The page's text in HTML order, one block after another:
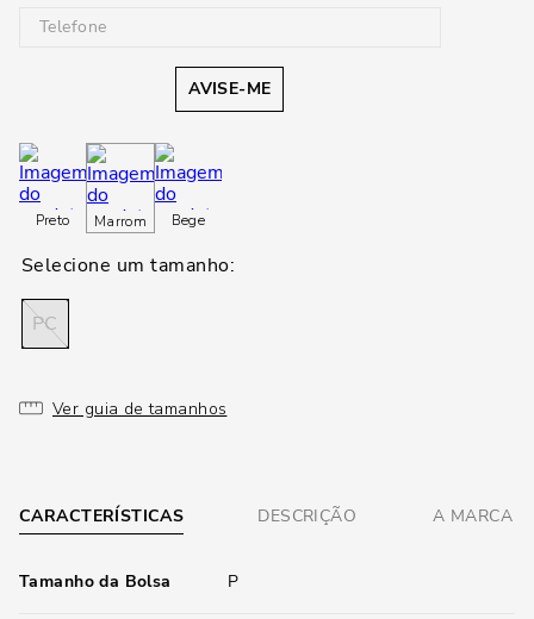
AVISE-ME
Preto Marrom Bege
PC
Ver guia de tamanhos
CARACTERÍSTICAS DESCRIÇÃO A MARCA
Tamanho da Bolsa P